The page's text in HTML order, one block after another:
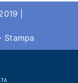
|
Stampa